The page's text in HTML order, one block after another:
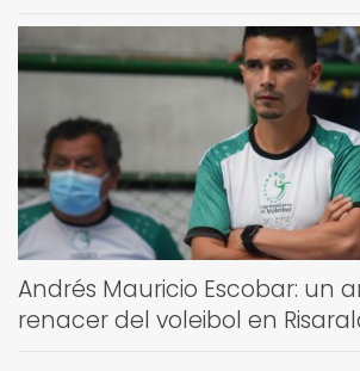
Andrés Mauricio Escobar: un
renacer del voleibol en